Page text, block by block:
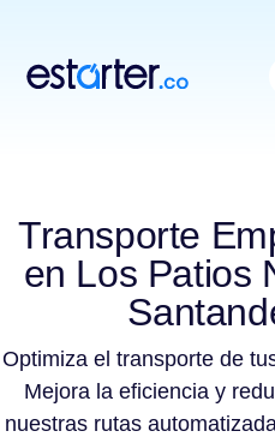
Transporte
en Los Patios
Optimiza el transporte de
Mejora la eficiencia y
nuestras rutas